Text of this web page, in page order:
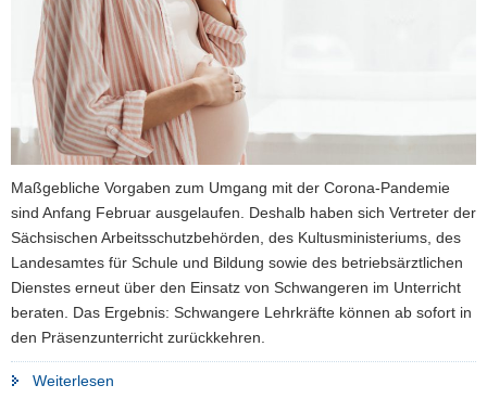
Maßgebliche Vorgaben zum Umgang mit der Corona-Pandemie
sind Anfang Februar ausgelaufen. Deshalb haben sich Vertreter der
Sächsischen Arbeitsschutzbehörden, des Kultusministeriums, des
Landesamtes für Schule und Bildung sowie des betriebsärztlichen
Dienstes erneut über den Einsatz von Schwangeren im Unterricht
beraten. Das Ergebnis: Schwangere Lehrkräfte können ab sofort in
den Präsenzunterricht zurückkehren.
Weiterlesen